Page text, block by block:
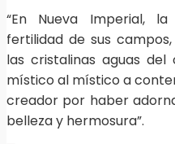
“En Nueva Imperial,
fertilidad de sus
las cristalinas aguas del
místico al místico a
creador por haber
belleza y hermosura”.